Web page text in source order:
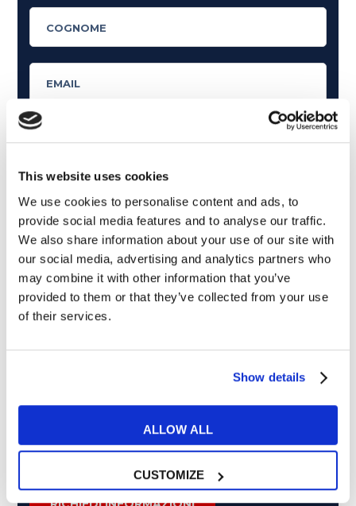
This website uses cookies
We use cookies to personalise content and ads, to
provide social media features and to analyse our traffic.
We also share information about your use of our site with
our social media, advertising and analytics partners who
may combine it with other information that you’ve
provided to them or that they’ve collected from your use
of their services.
Show details
ALLOW ALL
CUSTOMIZE
Cosa ti piace leggere?
Articoli dedicati alla grammatica inglese
Articoli dedicati a inglese nel mondo del lavoro
Articoli con tips e new sulla lingua inglese
In quanto di età superiore ai 16 anni, dichiaro di acconsentire
Desidero ricevere comunicazioni commerciali e promozionali
relative ai prodotti e servizi a marchio MyES
** le sedi contrassegnate con * offrono sempre solo corsi online